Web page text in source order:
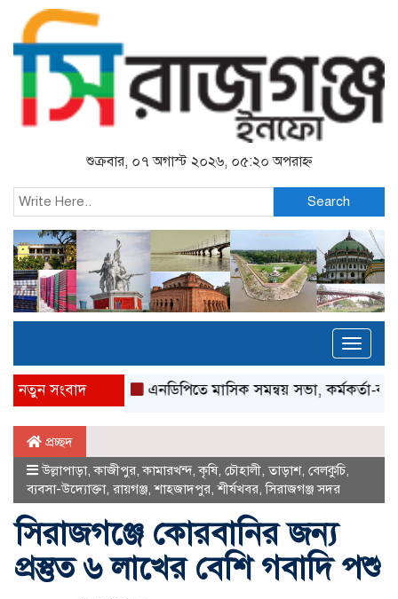
শুক্রবার, ০৭ অগাস্ট ২০২৬, ০৫:২০ অপরাহ্ন
Search
নতুন সংবাদ এনডিপিতে মাসিক সমন্বয় সভা, কর্মকর্তা-কর্মীদের
প্রচ্ছদ
উল্লাপাড়া,কাজীপুর,কামারখন্দ,কৃষি, চৌহালী,তাড়াশ, বেলকুচি,
ব্যবসা-উদ্যোক্তা, রায়গঞ্জ,শাহজাদপুর,শীর্ষখবর,সিরাজগঞ্জ সদর
সিরাজগঞ্জে কোরবানির জন্য
প্রস্তুত ৬ লাখের বেশি গবাদি পশু